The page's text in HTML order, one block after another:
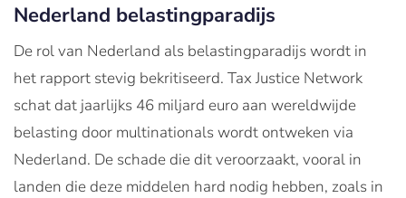
Nederland belastingparadijs
De rol van Nederland als belastingparadijs wordt in
het rapport stevig bekritiseerd. Tax Justice Network
schat dat jaarlijks 46 miljard euro aan wereldwijde
belasting door multinationals wordt ontweken via
Nederland. De schade die dit veroorzaakt, vooral in
landen die deze middelen hard nodig hebben, zoals in